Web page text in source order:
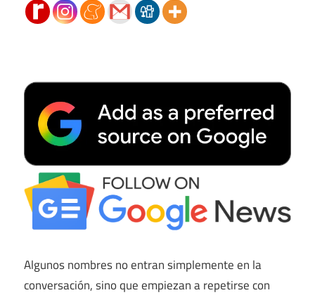
Algunos nombres no entran simplemente en la
conversación, sino que empiezan a repetirse con